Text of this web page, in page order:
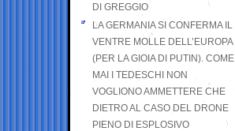
DI GREGGIO
LA GERMANIA SI CONFERMA IL
VENTRE MOLLE DELL’EUROPA
(PER LA GIOIA DI PUTIN). COME
MAI I TEDESCHI NON
VOGLIONO AMMETTERE CHE
DIETRO AL CASO DEL DRONE
PIENO DI ESPLOSIVO